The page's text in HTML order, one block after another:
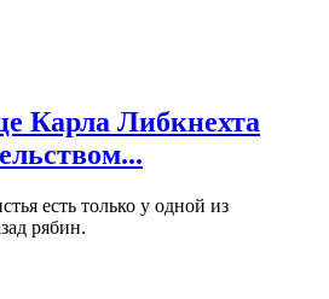
Карла Либкнехта
есть только у одной из
рябин.